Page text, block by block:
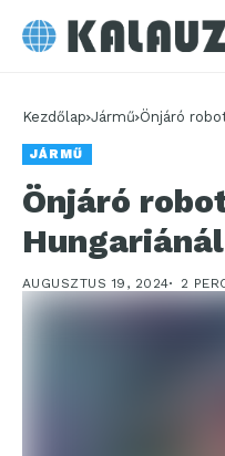
Kezdőlap Jármű Önjáró
JÁRMŰ
Önjáró
Hungariánál
AUGUSZTUS 19, 2024 2